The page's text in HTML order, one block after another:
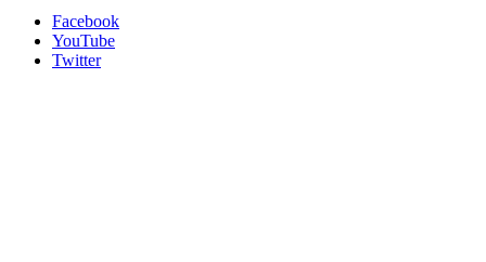
Facebook
YouTube
Twitter